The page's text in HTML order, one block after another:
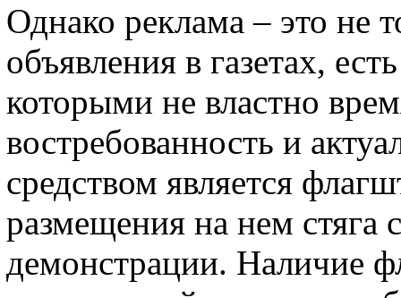
Однако реклама – это не
объявления в газетах,
которыми не властно
востребованность и
средством является
размещения на нем стяга
демонстрации. Наличие